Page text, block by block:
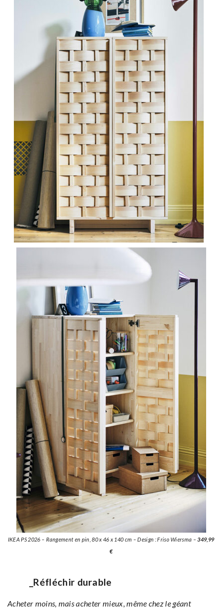
IKEA PS 2026 – Rangement en pin, 80 x 46 x 140 cm – Design : Friso Wiersma –349,99
€
_Réfléchir durable
Acheter moins, mais acheter mieux, même chez le géant